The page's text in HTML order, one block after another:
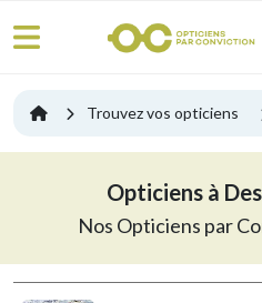
Trouvez vos opticiens
Opticiens à
Nos Opticiens par